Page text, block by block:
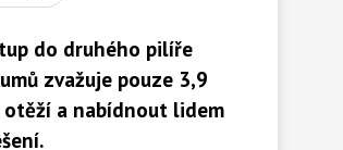
do druhého pilíře
zvažuje pouze 3,9
a nabídnout lidem